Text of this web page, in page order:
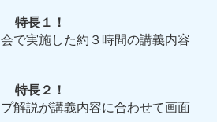
特長１！
で実施した約３時間の講義内容
特長２！
解説が講義内容に合わせて画面